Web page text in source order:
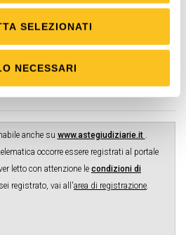
SELEZIONATI
NECESSARI
anche su www.astegiudiziarie.it .
occorre essere registrati al portale
letto con attenzione le condizioni di
registrato, vai all'area di registrazione.